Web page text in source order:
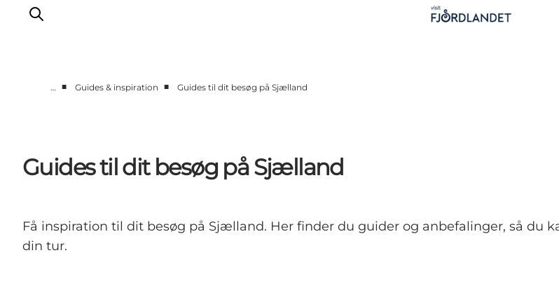
Guides & inspiration
Overnatning
… ■ Guides & inspiration ■ Guides til dit besøg på Sjælland
Guides til dit besøg på Sjælland
Få inspiration til dit besøg på Sjælland. Her finder du guider og anbefalinger, så du
din tur.